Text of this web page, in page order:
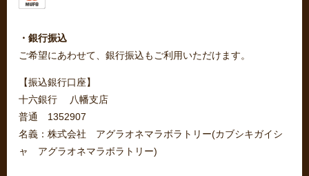
・銀行振込
ご希望にあわせて、銀行振込もご利用いただけます。
【振込銀行口座】
十六銀行 八幡支店
普通 1352907
名義：株式会社 アグラオネマラボラトリー(カブシキガイシ
ャ アグラオネマラボラトリー)